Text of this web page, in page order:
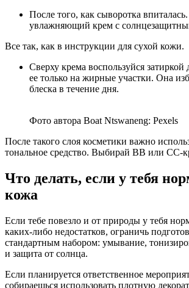
После того, как сыворотка
увлажняющий крем с
Все так, как в инструкции для сухой кожи.
Сверху крема воспользуйся затиркой
ее только на жирные участки. Она
блеска в течение дня.
Фото автора Boat Ntswaneng: Pexels
После такого слоя косметики важно
тональное средство. Выбирай ВВ или СС-
Что делать, если у тебя
кожа
Если тебе повезло и от природы у тебя
каких-либо недостатков, ограничь
стандартным набором: умывание,
и защита от солнца.
Если планируется ответственное
собираешься использовать плотную